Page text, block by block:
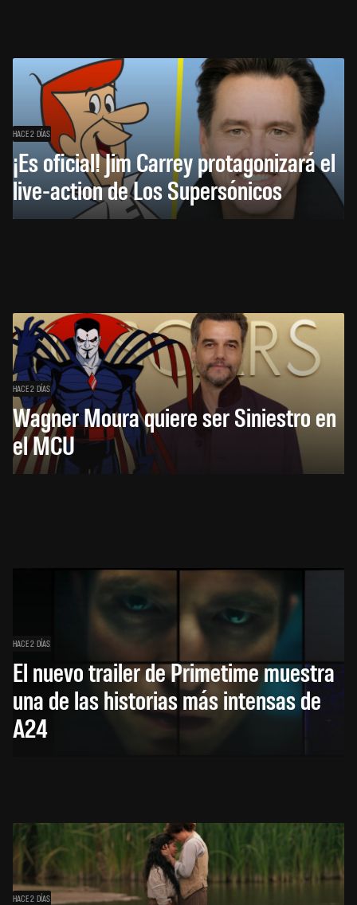
HACE 2 DÍAS
¡Es oficial! Jim Carrey protagonizará el
live-action de Los Supersónicos
HACE 2 DÍAS
Wagner Moura quiere ser Siniestro en
el MCU
HACE 2 DÍAS
El nuevo trailer de Primetime muestra
una de las historias más intensas de
A24
HACE 2 DÍAS